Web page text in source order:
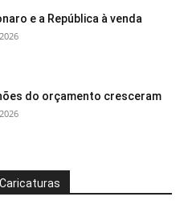
e a República à venda
do orçamento cresceram